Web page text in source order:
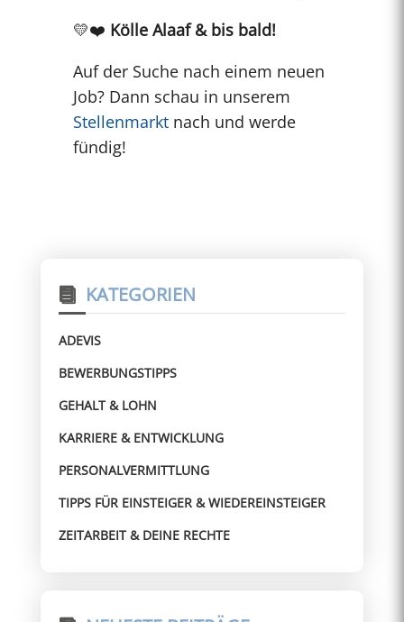
💛❤️ Kölle Alaaf & bis bald!
Auf der Suche nach einem neuen
Job? Dann schau in unserem
Stellenmarktnach und werde
fündig!
KATEGORIEN
ADEVIS
BEWERBUNGSTIPPS
GEHALT & LOHN
KARRIERE & ENTWICKLUNG
PERSONALVERMITTLUNG
TIPPS FÜR EINSTEIGER & WIEDEREINSTEIGER
ZEITARBEIT & DEINE RECHTE